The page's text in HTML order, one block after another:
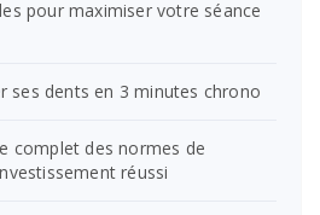
pour maximiser votre séance
ses dents en 3 minutes chrono
complet des normes de
réussi